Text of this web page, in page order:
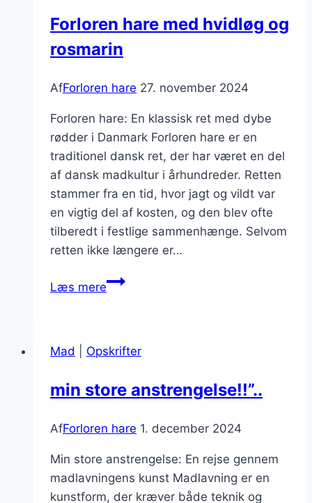
En
sund
Forloren hare med hvidløg og
rosmarin
AfForloren hare 27. november 2024
Forloren hare: En klassisk ret med dybe
rødder i Danmark Forloren hare er en
traditionel dansk ret, der har været en del
af dansk madkultur i århundreder. Retten
stammer fra en tid, hvor jagt og vildt var
en vigtig del af kosten, og den blev ofte
tilberedt i festlige sammenhænge. Selvom
retten ikke længere er…
Læs mereForloren
og
Mad Opskrifter
min store anstrengelse!!”..
AfForloren hare 1. december 2024
Min store anstrengelse: En rejse gennem
madlavningens kunst Madlavning er en
kunstform, der kræver både teknik og